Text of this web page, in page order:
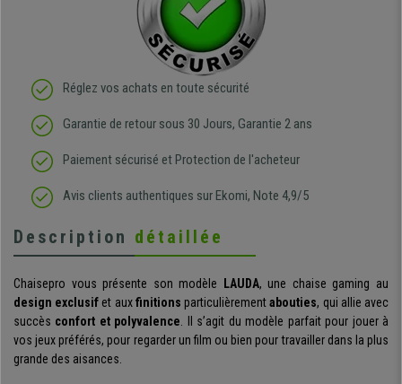
Réglez vos achats en toute sécurité
Garantie de retour sous 30 Jours, Garantie 2 ans
Paiement sécurisé et Protection de l'acheteur
Avis clients authentiques sur Ekomi, Note 4,9/5
Description détaillée
Chaisepro vous présente son modèle LAUDA, une chaise gaming au
design exclusif et auxfinitions particulièrementabouties, qui allie avec
succès confort et polyvalence. Il s’agit du modèle parfait pour jouer à
vos jeux préférés, pour regarder un film ou bien pour travailler dans la plus
grande des aisances.